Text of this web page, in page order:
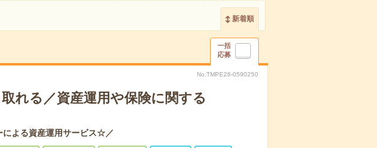
新着順
一括
応募
No.TMPE26-0590250
れる／資産運用や保険に関する
による資産運用サービス☆／